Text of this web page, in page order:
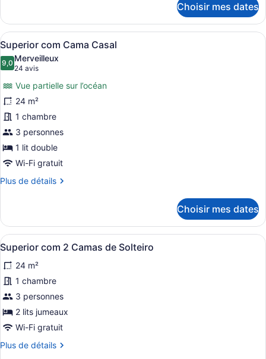
Camas
de
Solteiro
Standard
com
2
Camas
de
Solteiro
Choisir mes dates
Afficher
toutes
les
photos
pour
ce
type
de
chambre :
Superior
com
Cama
Minibar, coffre-fort, rideaux
5
Superior com Cama Casal
9,09,0 sur 10
Merveilleux
24 avis
(24 avis)
Vue partielle sur l’océan
24 m²
1 chambre
3 personnes
1 lit double
Wi-Fi gratuit
Plus de détails
Plus
Superior
com
Cama
Casal
Choisir mes dates
Afficher
toutes
les
photos
pour
ce
type
chambre :
Une chambre d’hôtel avec deux
4
Superior com 2 Camas de Solteiro
24 m²
1 chambre
3 personnes
2 lits jumeaux
Wi-Fi gratuit
Plus de détails
Plus